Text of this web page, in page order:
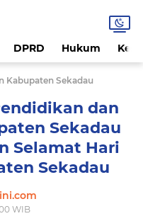
DPRD Hukum
Kabupaten Sekadau
dan
Sekadau
Selamat Hari
Sekadau
WIB